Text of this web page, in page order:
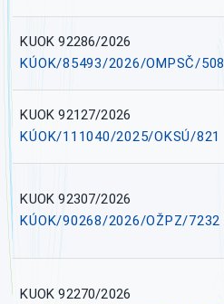
KUOK 92286/2026
KÚOK/85493/2026/OMPSČ/508
KUOK 92127/2026
KÚOK/111040/2025/OKSÚ/821
KUOK 92307/2026
KÚOK/90268/2026/OŽPZ/7232
KUOK 92270/2026